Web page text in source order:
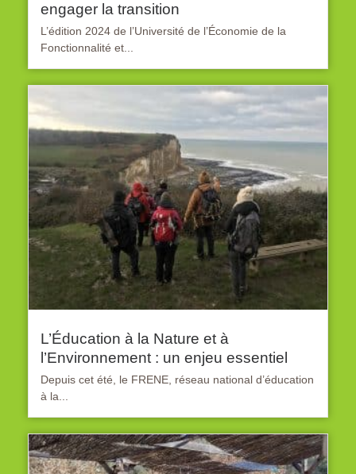
engager la transition
L’édition 2024 de l’Université de l’Économie de la
Fonctionnalité et...
L’Éducation à la Nature et à
l’Environnement : un enjeu essentiel
Depuis cet été, le FRENE, réseau national d’éducation
à la...